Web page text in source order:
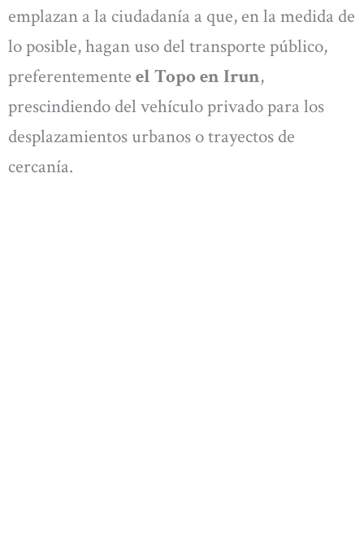
emplazan a la ciudadanía a que, en la medida de
lo posible, hagan uso del transporte público,
preferentemente el Topo en Irun,
prescindiendo del vehículo privado para los
desplazamientos urbanos o trayectos de
cercanía.